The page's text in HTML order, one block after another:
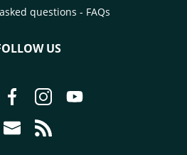
questions - FAQs
US
to page Follow us on LinkedIn -
Go to page Follow us on
Go to page Follow us on
Go to page Follow
to page Follow us on Bluesky -
Go to page Contact us - CIRAD